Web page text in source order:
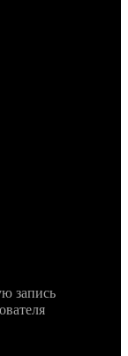
запись